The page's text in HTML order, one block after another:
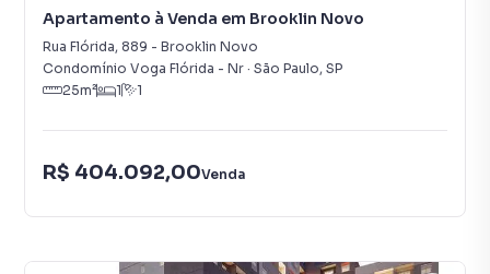
Apartamento à Venda em Brooklin Novo
Rua Flórida, 889 - Brooklin Novo
Condomínio Voga Flórida - Nr · São Paulo, SP
25m² 1 1
R$ 404.092,00Venda